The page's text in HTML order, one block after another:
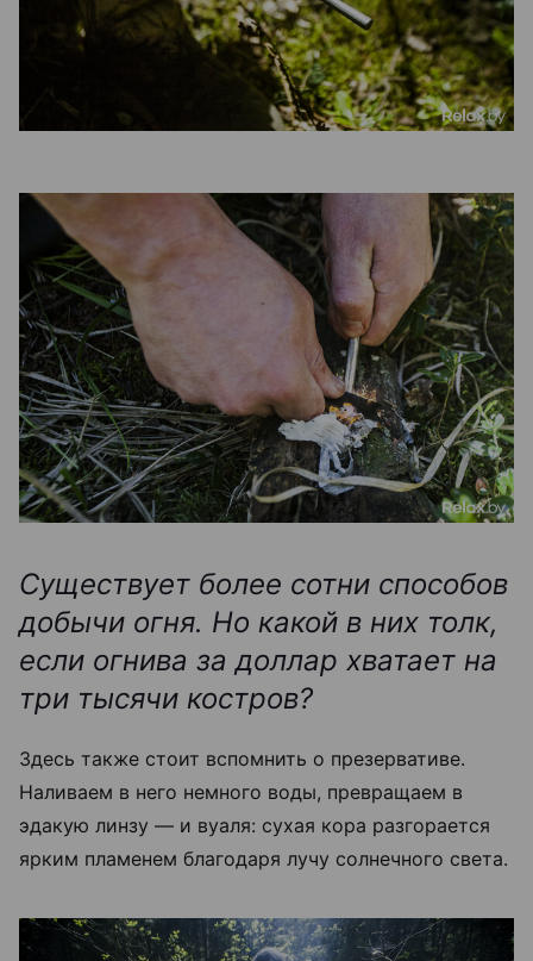
Существует более сотни способов
добычи огня. Но какой в них толк,
если огнива за доллар хватает на
три тысячи костров?
Здесь также стоит вспомнить о презервативе.
Наливаем в него немного воды, превращаем в
эдакую линзу — и вуаля: сухая кора разгорается
ярким пламенем благодаря лучу солнечного света.